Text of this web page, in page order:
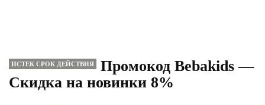
ИСТЕК СРОК ДЕЙСТВИЯ
Промокод Bebakids —
Скидка на новинки 8%